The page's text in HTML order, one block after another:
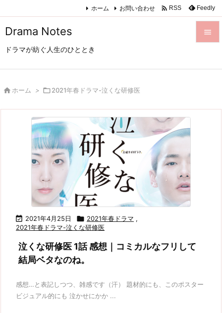
Drama Notes
ドラマが紡ぐ人生のひととき

ホーム お問い合わせ  RSS Feedly
 ホーム > 2021年春ドラマ-泣くな研修医
 2021年4月25日  2021年春ドラマ ,
2021年春ドラマ-泣くな研修医
泣くな研修医 1話 感想｜コミカルなフリして
結局ベタなのね。
感想…と表記しつつ、雑感です（汗） 題材的にも、このポスター
ビジュアル的にも 泣かせにかか ...